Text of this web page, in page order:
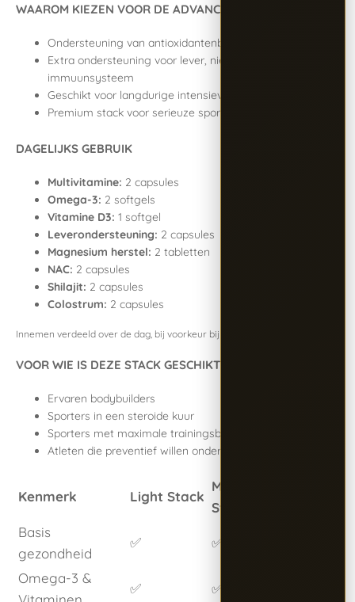
WAAROM KIEZEN VOOR DE ADVANCED STACK?
Ondersteuning van antioxidantenbalans
Extra ondersteuning voor lever, nieren en
immuunsysteem
Geschikt voor langdurige intensieve belasting
Premium stack voor serieuze sporters
DAGELIJKS GEBRUIK
Multivitamine: 2 capsules
Omega-3: 2 softgels
Vitamine D3: 1 softgel
Leverondersteuning: 2 capsules
Magnesium herstel: 2 tabletten
NAC: 2 capsules
Shilajit: 2 capsules
Colostrum: 2 capsules
Innemen verdeeld over de dag, bij voorkeur bij maaltijden.
VOOR WIE IS DEZE STACK GESCHIKT?
Ervaren bodybuilders
Sporters in een steroide kuur
Sporters met maximale trainingsbelasting
Atleten die preventief willen ondersteunen
Kenmerk Light Stack
Medium
Stack
Basis
gezondheid
✅ ✅
Omega-3 &
✅ ✅